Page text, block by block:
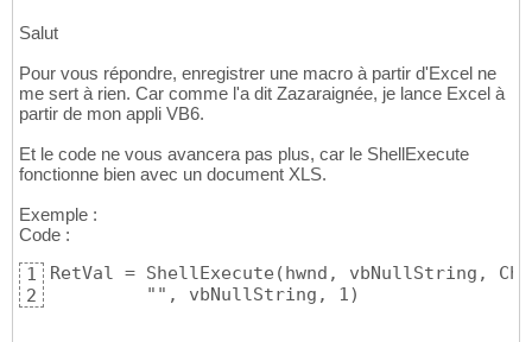
Salut
Pour vous répondre, enregistrer une macro à partir d'Excel ne
me sert à rien. Car comme l'a dit Zazaraignée, je lance Excel à
partir de mon appli VB6.
Et le code ne vous avancera pas plus, car le ShellExecute
fonctionne bien avec un document XLS.
Exemple :
Code :
1
2
RetVal = ShellExecute(hwnd, vbNullString,
         "", vbNullString, 1)